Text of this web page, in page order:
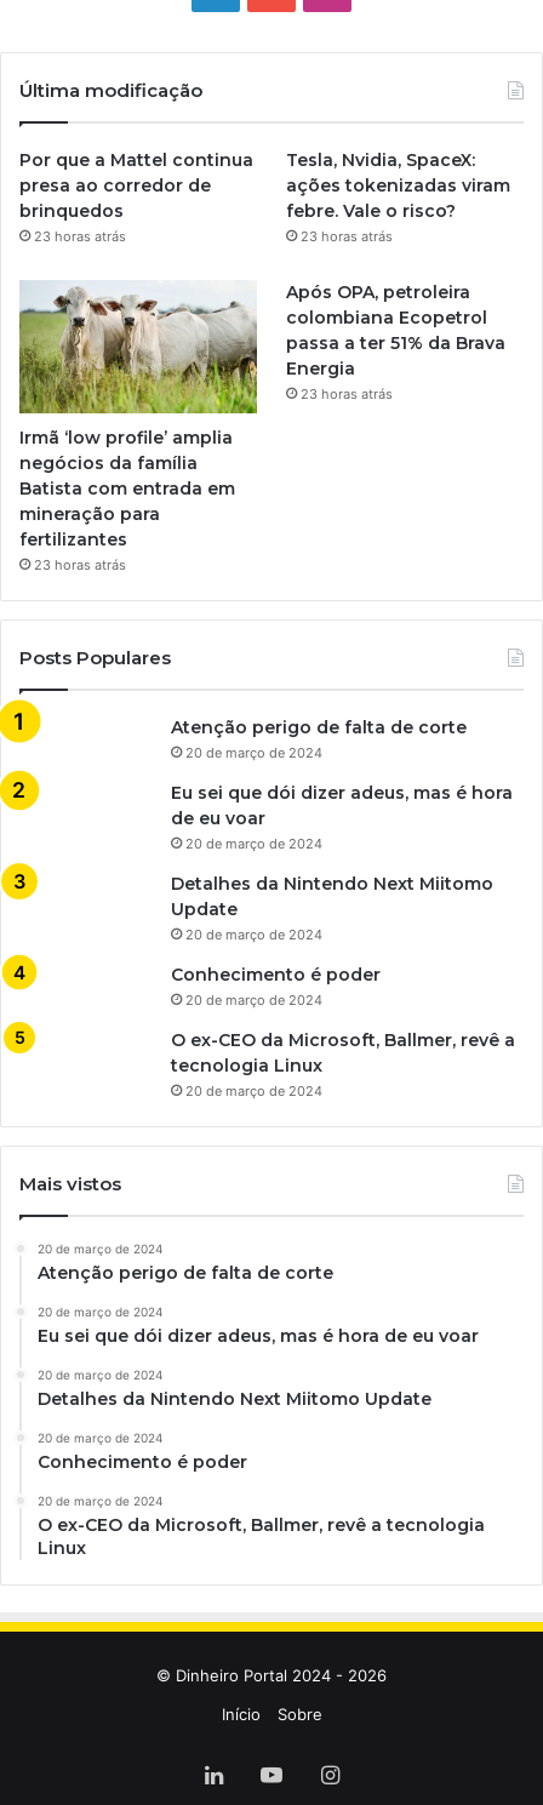
Última modificação
Por que a Mattel continua
presa ao corredor de
brinquedos
23 horas atrás
Tesla, Nvidia, SpaceX:
ações tokenizadas viram
febre. Vale o risco?
23 horas atrás
Irmã ‘low profile’ amplia
negócios da família
Batista com entrada em
mineração para
fertilizantes
23 horas atrás
Após OPA, petroleira
colombiana Ecopetrol
passa a ter 51% da Brava
Energia
23 horas atrás
Posts Populares
Atenção perigo de falta de corte
20 de março de 2024
Eu sei que dói dizer adeus, mas é hora
de eu voar
20 de março de 2024
Detalhes da Nintendo Next Miitomo
Update
20 de março de 2024
Conhecimento é poder
20 de março de 2024
O ex-CEO da Microsoft, Ballmer, revê a
tecnologia Linux
20 de março de 2024
Mais vistos
20 de março de 2024
Atenção perigo de falta de corte
20 de março de 2024
Eu sei que dói dizer adeus, mas é hora de eu voar
20 de março de 2024
Detalhes da Nintendo Next Miitomo Update
20 de março de 2024
Conhecimento é poder
20 de março de 2024
O ex-CEO da Microsoft, Ballmer, revê a tecnologia
Linux
© Dinheiro Portal 2024 - 2026
Início
Sobre
LinkedinYouTubeInstagram